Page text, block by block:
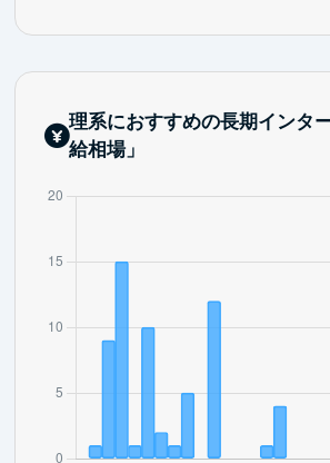
理系におすすめの長期インタ
給相場」